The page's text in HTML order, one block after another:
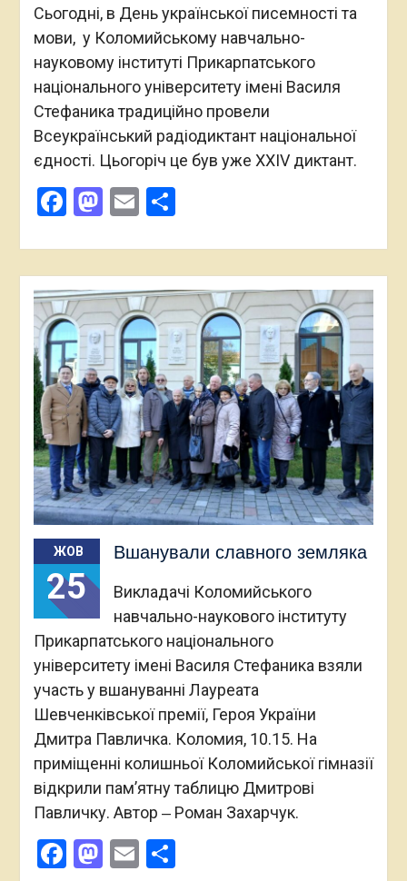
Сьогодні, в День української писемності та
мови, у Коломийському навчально-
науковому інституті Прикарпатського
національного університету імені Василя
Стефаника традиційно провели
Всеукраїнський радіодиктант національної
єдності. Цьогоріч це був уже XXIV диктант.
Facebook
Mastodon
EmailПоділитися
ЖОВ
25
Вшанували славного земляка
Викладачі Коломийського
навчально-наукового інституту
Прикарпатського національного
університету імені Василя Стефаника взяли
участь у вшануванні Лауреата
Шевченківської премії, Героя України
Дмитра Павличка. Коломия, 10.15. На
приміщенні колишньої Коломийської гімназії
відкрили пам’ятну таблицю Дмитрові
Павличку. Автор ‒ Роман Захарчук.
Facebook
Mastodon
EmailПоділитися